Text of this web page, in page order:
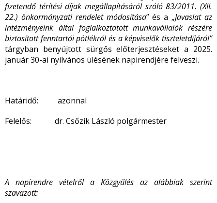
fizetendő térítési díjak megállapításáról szóló 83/2011. (XII.
22.) önkormányzati rendelet módosítása” és a „Javaslat az
intézményeink által foglalkoztatott munkavállalók részére
biztosított fenntartói pótlékról és a képviselők tiszteletdíjáról”
tárgyban benyújtott sürgős előterjesztéseket a 2025.
január 30-ai nyilvános ülésének napirendjére felveszi.
Határidő: azonnal
Felelős: dr. Csőzik László polgármester
A napirendre vételről a Közgyűlés az alábbiak szerint
szavazott: